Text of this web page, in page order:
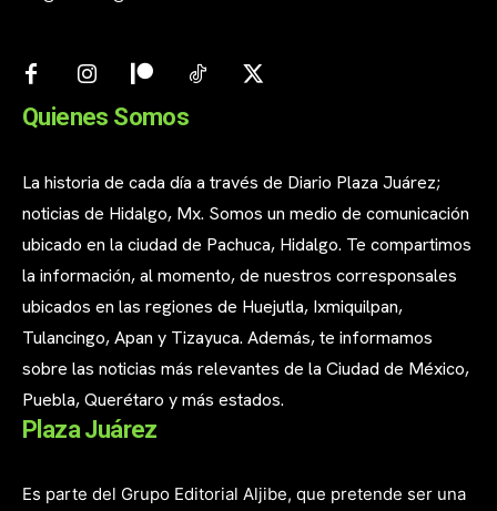
Quienes Somos
La historia de cada día a través de Diario Plaza Juárez;
noticias de Hidalgo, Mx. Somos un medio de comunicación
ubicado en la ciudad de Pachuca, Hidalgo. Te compartimos
la información, al momento, de nuestros corresponsales
ubicados en las regiones de Huejutla, Ixmiquilpan,
Tulancingo, Apan y Tizayuca. Además, te informamos
sobre las noticias más relevantes de la Ciudad de México,
Puebla, Querétaro y más estados.
Plaza Juárez
Es parte del Grupo Editorial Aljibe, que pretende ser una